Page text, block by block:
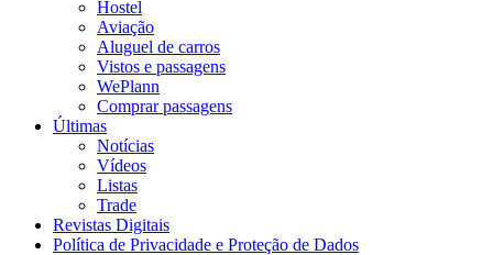
Hostel
Aviação
Aluguel de carros
Vistos e passagens
WePlann
Comprar passagens
Últimas
Notícias
Vídeos
Listas
Trade
Revistas Digitais
Política de Privacidade e Proteção de Dados